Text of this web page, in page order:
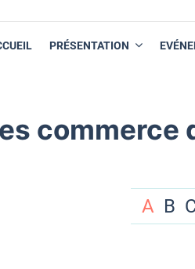
PRÉSENTATION
commerce
A B